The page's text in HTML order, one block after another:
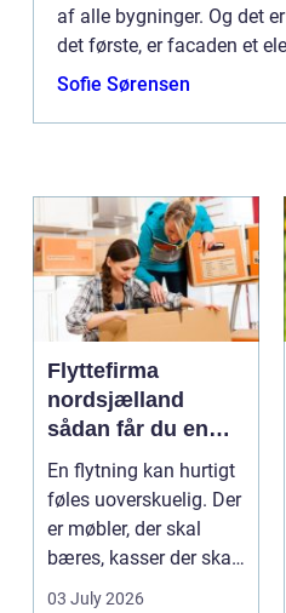
af alle bygninger. Og det
det første, er facaden et
som skal holde væggene
Sofie Sørensen
Flyttefirma
nordsjælland
sådan får du en
tryg og effektiv
flytning
En flytning kan hurtigt
føles uoverskuelig. Der
er møbler, der skal
bæres, kasser der skal
pakkes, o...
03 July 2026